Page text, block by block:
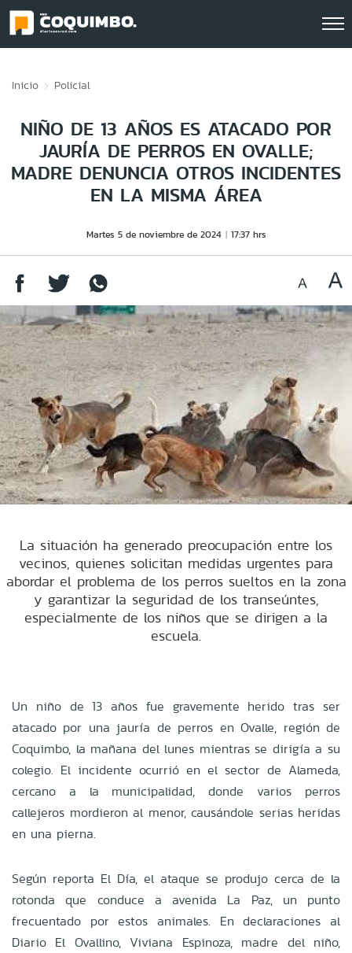
Inicio Policial
NIÑO DE 13 AÑOS ES ATACADO POR
JAURÍA DE PERROS EN OVALLE;
MADRE DENUNCIA OTROS INCIDENTES
EN LA MISMA ÁREA
Martes 5 de noviembre de 2024 17:37 hrs
La situación ha generado preocupación entre los
vecinos, quienes solicitan medidas urgentes para
abordar el problema de los perros sueltos en la zona
y garantizar la seguridad de los transeúntes,
especialmente de los niños que se dirigen a la
escuela.
Un niño de 13 años fue gravemente herido tras ser
atacado por una jauría de perros en Ovalle, región de
Coquimbo, la mañana del lunes mientras se dirigía a su
colegio. El incidente ocurrió en el sector de Alameda,
cercano a la municipalidad, donde varios perros
callejeros mordieron al menor, causándole serias heridas
en una pierna.
Según reporta El Día, el ataque se produjo cerca de la
rotonda que conduce a avenida La Paz, un punto
frecuentado por estos animales. En declaraciones al
Diario El Ovallino, Viviana Espinoza, madre del niño,